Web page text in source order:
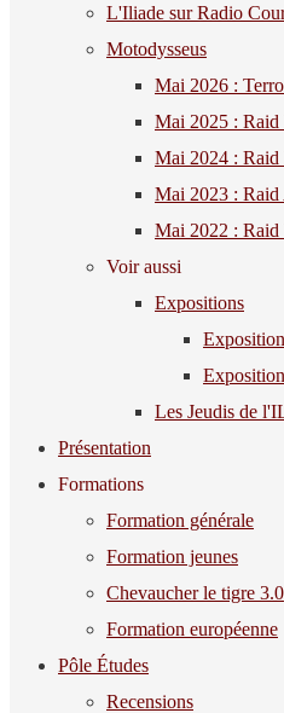
L'Iliade sur Radio
Motodysseus
Mai 2026 :
Mai 2025 : Raid
Mai 2024 : Raid
Mai 2023 :
Mai 2022 : Raid
Voir aussi
Expositions
Les Jeudis de
Présentation
Formations
Formation générale
Formation jeunes
Chevaucher le tigre 3.0
Formation européenne
Pôle Études
Recensions